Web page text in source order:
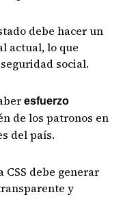
debe hacer un
actual, lo que
social.
esfuerzo
de los patronos en
del país.
CSS debe generar
y